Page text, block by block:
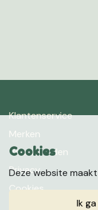
Klantenservice
Merken
Voorwaarden
Privacy
Cookies
Cookies
Deze website
ik